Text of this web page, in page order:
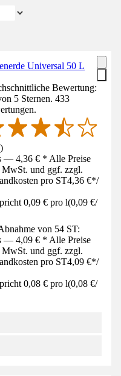
Universal 50 L
Bewertung:
5 Sternen. 433
)
— 4,36 € * Alle Preise
und ggf. zzgl.
pro ST4,36 €*/
0,09 € pro l(0,09 €/
von 54 ST:
— 4,09 € * Alle Preise
und ggf. zzgl.
pro ST4,09 €*/
0,08 € pro l(0,08 €/